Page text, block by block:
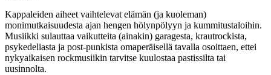
Kappaleiden aiheet vaihtelevat elämän (ja kuoleman)
monimutkaisuudesta ajan hengen hölynpölyyn ja kummitustaloihin.
Musiikki sulauttaa vaikutteita (ainakin) garagesta, krautrockista,
psykedeliasta ja post-punkista omaperäisellä tavalla osoittaen, ettei
nykyaikaisen rockmusiikin tarvitse kuulostaa pastissilta tai
uusinnolta.